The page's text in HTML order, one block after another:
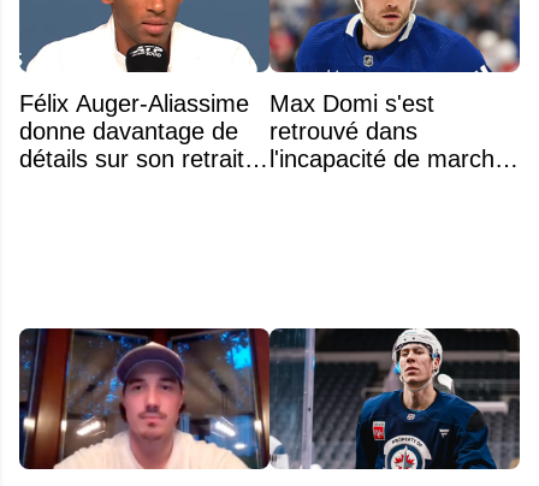
Félix Auger-Aliassime
donne davantage de
détails sur son retrait
Max Domi s'est
retrouvé dans
l'incapacité de marcher